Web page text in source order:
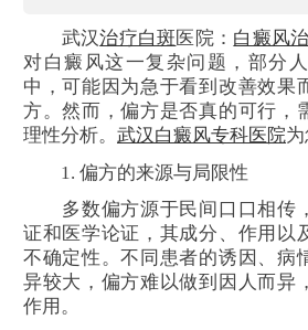
武汉治疗白斑 医院： 白癜风
对白癜风这一复杂问题，部分
中，可能因为急于看到改善效果
方。然而，偏方是否真的可行，
理性分析。 武汉白癜风专科医院为
1. 偏方的来源与局限性
多数偏方源于民间口口相传
证和医学论证，其成分、作用以
不确定性。不同患者的诱因、病
异较大，偏方难以做到因人而异
作用。